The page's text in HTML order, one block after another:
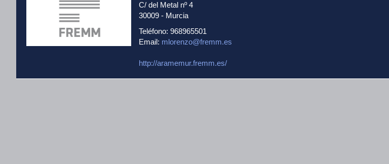
C/ del Metal nº 4
30009 - Murcia
Teléfono: 968965501
Email: mlorenzo@fremm.es
http://aramemur.fremm.es/